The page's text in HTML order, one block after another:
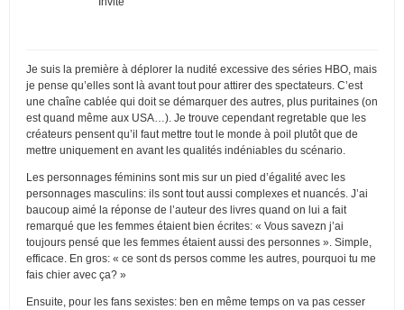
Je suis la première à déplorer la nudité excessive des séries HBO, mais
je pense qu’elles sont là avant tout pour attirer des spectateurs. C’est
une chaîne cablée qui doit se démarquer des autres, plus puritaines (on
est quand même aux USA…). Je trouve cependant regretable que les
créateurs pensent qu’il faut mettre tout le monde à poil plutôt que de
mettre uniquement en avant les qualités indéniables du scénario.
Les personnages féminins sont mis sur un pied d’égalité avec les
personnages masculins: ils sont tout aussi complexes et nuancés. J’ai
baucoup aimé la réponse de l’auteur des livres quand on lui a fait
remarqué que les femmes étaient bien écrites: « Vous savezn j’ai
toujours pensé que les femmes étaient aussi des personnes ». Simple,
efficace. En gros: « ce sont ds persos comme les autres, pourquoi tu me
fais chier avec ça? »
Ensuite, pour les fans sexistes: ben en même temps on va pas cesser